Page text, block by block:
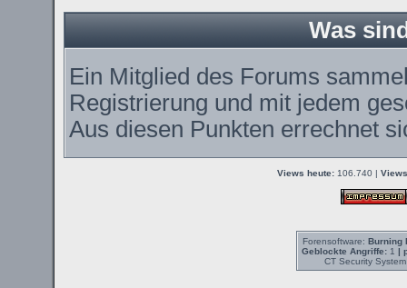
Was
Ein Mitglied des Forums
Registrierung und mit jedem
Aus diesen Punkten errechnet
Views heute:106.740 |
Forensoftware: Burning
Geblockte Angriffe:1 |
CT Security